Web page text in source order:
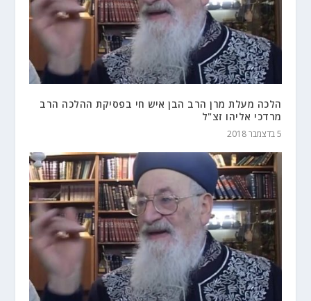
הלכה מעלת מרן הרב הבן איש חי בפסיקת ההלכה הרב
מרדכי אליהו זצ"ל
5 בדצמבר 2018